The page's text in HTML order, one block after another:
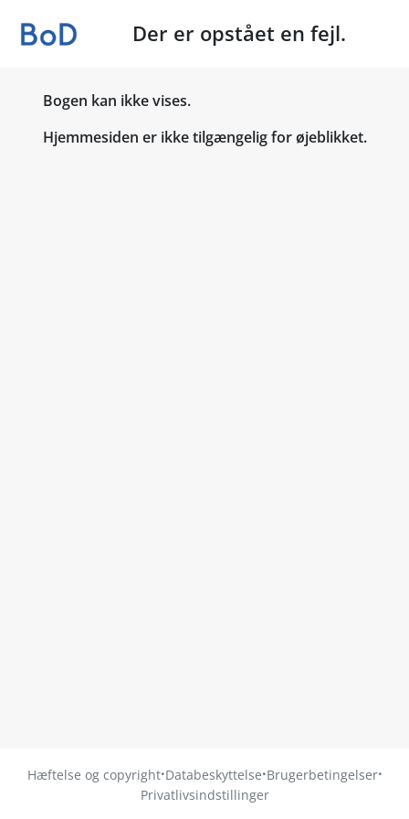
Der er opstået en fejl.
Bogen kan ikke vises.
Hjemmesiden er ikke tilgængelig for øjeblikket.
Hæftelse og copyright·Databeskyttelse·Brugerbetingelser·
Privatlivsindstillinger